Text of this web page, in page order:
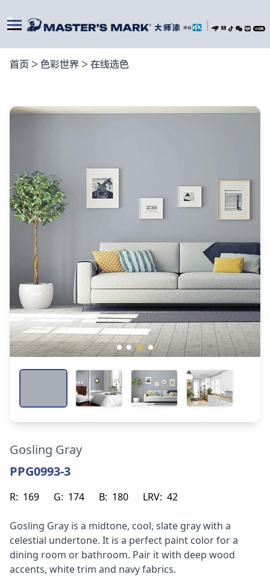
首页 > 色彩世界 > 在线选色
Gosling Gray
PPG0993-3
R: 169 G: 174 B: 180 LRV: 42
Gosling Gray is a midtone, cool, slate gray with a
celestial undertone. It is a perfect paint color for a
dining room or bathroom. Pair it with deep wood
accents, white trim and navy fabrics.